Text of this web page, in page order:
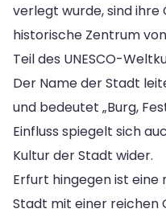
verlegt wurde, sind ihre
historische Zentrum
Teil des UNESCO-
Der Name der Stadt
und bedeutet „Burg,
Einfluss spiegelt sich
Kultur der Stadt wider.
Erfurt hingegen ist
Stadt mit einer reichen